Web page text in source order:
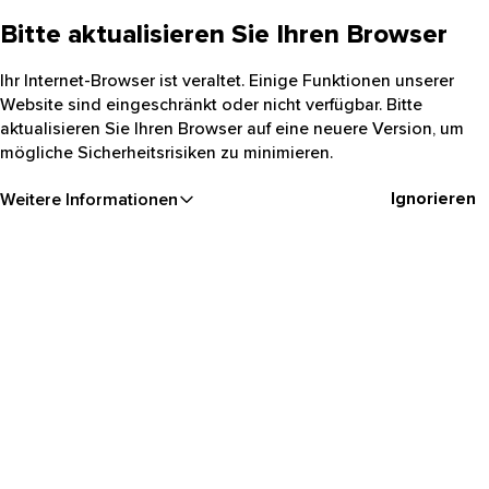
Bitte aktualisieren Sie Ihren Browser
Ihr Internet-Browser ist veraltet. Einige Funktionen unserer
Website sind eingeschränkt oder nicht verfügbar. Bitte
aktualisieren Sie Ihren Browser auf eine neuere Version, um
mögliche Sicherheitsrisiken zu minimieren.
Weitere Informationen Ignorieren